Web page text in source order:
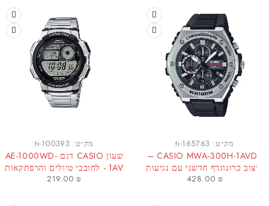
מק״ט:ti-165763
CASIO MWA-300H-1AVDF –
כרונוגרף חדשני עם נגיעות
ספורטיביות
428.00
מק״ט:ti-100393
שעון CASIO דגם AE-1000WD-
1AV - לחובבי טיולים והרפתקאות
219.00